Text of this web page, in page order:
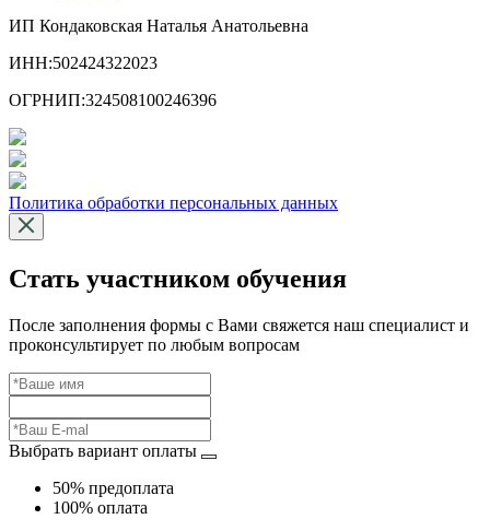
ИП Кондаковская Наталья Анатольевна
ИНН:502424322023
ОГРНИП:324508100246396
Политика обработки персональных данных
Стать участником обучения
После заполнения формы с Вами свяжется наш специалист и
проконсультирует по любым вопросам
Выбрать вариант оплаты
50% предоплата
100% оплата